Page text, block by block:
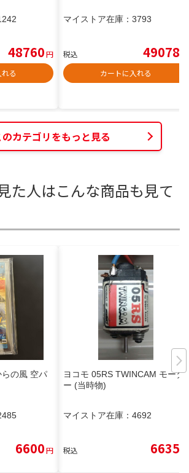
48760円
る
マイストア在庫： 3793
税込 49078
カートに入れる
のカテゴリをもっと見る
た人はこんな商品も見て
の風 空パ
6600円
ヨコモ 05RS TWINCAM モータ
ー (当時物)
マイストア在庫： 4692
税込 6635